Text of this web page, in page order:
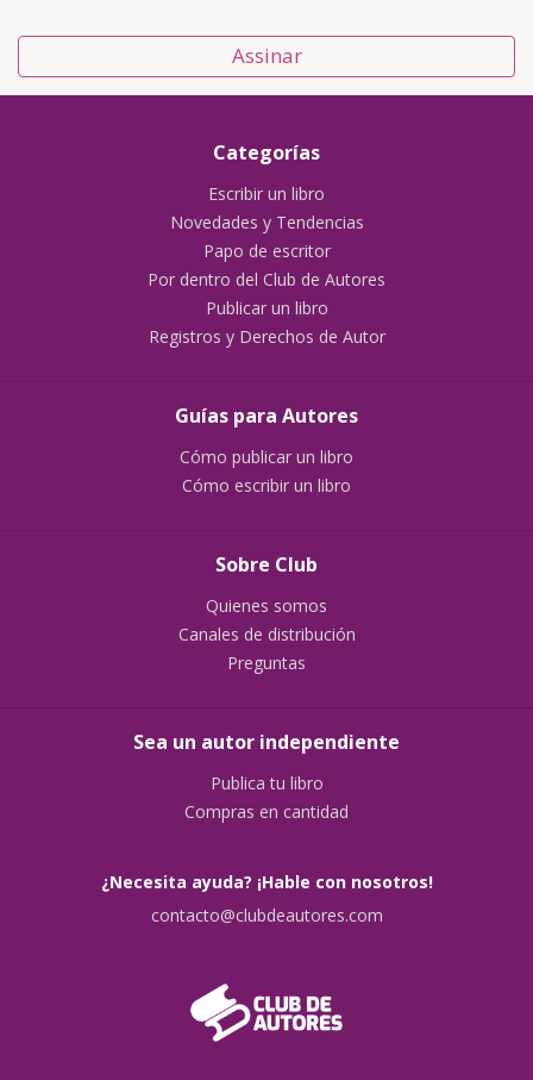
Assinar
Categorías
Escribir un libro
Novedades y Tendencias
Papo de escritor
Por dentro del Club de Autores
Publicar un libro
Registros y Derechos de Autor
Guías para Autores
Cómo publicar un libro
Cómo escribir un libro
Sobre Club
Quienes somos
Canales de distribución
Preguntas
Sea un autor independiente
Publica tu libro
Compras en cantidad
¿Necesita ayuda? ¡Hable con nosotros!
contacto@clubdeautores.com